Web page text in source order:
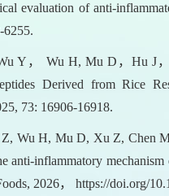
evaluation of anti-
6255.
Y， Wu H, Mu D，Hu J
Derived from Rice
73: 16906-16918.
Wu H, Mu D, Xu Z, Chen
anti-inflammatory
2026， https://doi.org/